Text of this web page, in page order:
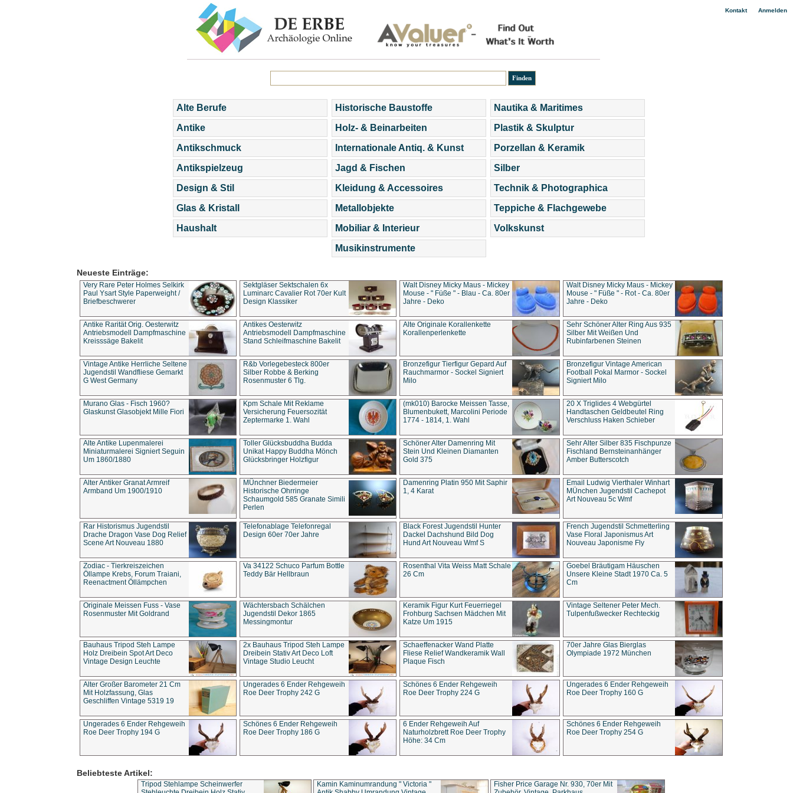
Kontakt| Anmelden
Alte Berufe
Antike
Antikschmuck
Antikspielzeug
Design & Stil
Glas & Kristall
Haushalt
Historische Baustoffe
Holz- & Beinarbeiten
Internationale Antiq. & Kunst
Jagd & Fischen
Kleidung & Accessoires
Metallobjekte
Mobiliar & Interieur
Musikinstrumente
Nautika & Maritimes
Plastik & Skulptur
Porzellan & Keramik
Silber
Technik & Photographica
Teppiche & Flachgewebe
Volkskunst
Neueste Einträge:
Very Rare Peter Holmes Selkirk
Paul Ysart Style Paperweight /
Briefbeschwerer
Sektgläser Sektschalen 6x
Luminarc Cavalier Rot 70er Kult
Design Klassiker
Walt Disney Micky Maus - Mickey
Mouse - " Füße " - Blau - Ca. 80er
Jahre - Deko
Walt Disney Micky Maus - Mickey
Mouse - " Füße " - Rot - Ca. 80er
Jahre - Deko
Antike Rarität Orig. Oesterwitz
Antriebsmodell Dampfmaschine
Kreisssäge Bakelit
Antikes Oesterwitz
Antriebsmodell Dampfmaschine
Stand Schleifmaschine Bakelit
Alte Originale Korallenkette
Korallenperlenkette
Sehr Schöner Alter Ring Aus 935
Silber Mit Weißen Und
Rubinfarbenen Steinen
Vintage Antike Herrliche Seltene
Jugendstil Wandfliese Gemarkt
G West Germany
R&b Vorlegebesteck 800er
Silber Robbe & Berking
Rosenmuster 6 Tlg.
Bronzefigur Tierfigur Gepard Auf
Rauchmarmor - Sockel Signiert
Milo
Bronzefigur Vintage American
Football Pokal Marmor - Sockel
Signiert Milo
Murano Glas - Fisch 1960?
Glaskunst Glasobjekt Mille Fiori
Kpm Schale Mit Reklame
Versicherung Feuersozität
Zeptermarke 1. Wahl
(mk010) Barocke Meissen Tasse,
Blumenbukett, Marcolini Periode
1774 - 1814, 1. Wahl
20 X Triglides 4 Webgürtel
Handtaschen Geldbeutel Ring
Verschluss Haken Schieber
Alte Antike Lupenmalerei
Miniaturmalerei Signiert Seguin
Um 1860/1880
Toller Glücksbuddha Budda
Unikat Happy Buddha Mönch
Glücksbringer Holzfigur
Schöner Alter Damenring Mit
Stein Und Kleinen Diamanten
Gold 375
Sehr Alter Silber 835 Fischpunze
Fischland Bernsteinanhänger
Amber Butterscotch
Alter Antiker Granat Armreif
Armband Um 1900/1910
MÜnchner Biedermeier
Historische Ohrringe
Schaumgold 585 Granate Simili
Perlen
Damenring Platin 950 Mit Saphir
1, 4 Karat
Email Ludwig Vierthaler Winhart
MÜnchen Jugendstil Cachepot
Art Nouveau 5c Wmf
Rar Historismus Jugendstil
Drache Dragon Vase Dog Relief
Scene Art Nouveau 1880
Telefonablage Telefonregal
Design 60er 70er Jahre
Black Forest Jugendstil Hunter
Dackel Dachshund Bild Dog
Hund Art Nouveau Wmf S
French Jugendstil Schmetterling
Vase Floral Japonismus Art
Nouveau Japonisme Fly
Zodiac - Tierkreiszeichen
Öllampe Krebs, Forum Traiani,
Reenactment Öllämpchen
Va 34122 Schuco Parfum Bottle
Teddy Bär Hellbraun
Rosenthal Vita Weiss Matt Schale
26 Cm
Goebel Bräutigam Häuschen
Unsere Kleine Stadt 1970 Ca. 5
Cm
Originale Meissen Fuss - Vase
Rosenmuster Mit Goldrand
Wächtersbach Schälchen
Jugendstil Dekor 1865
Messingmontur
Keramik Figur Kurt Feuerriegel
Frohburg Sachsen Mädchen Mit
Katze Um 1915
Vintage Seltener Peter Mech.
Tulpenfußwecker Rechteckig
Bauhaus Tripod Steh Lampe
Holz Dreibein Spot Art Deco
Vintage Design Leuchte
2x Bauhaus Tripod Steh Lampe
Dreibein Stativ Art Deco Loft
Vintage Studio Leucht
Schaeffenacker Wand Platte
Fliese Relief Wandkeramik Wall
Plaque Fisch
70er Jahre Glas Bierglas
Olympiade 1972 München
Alter Großer Barometer 21 Cm
Mit Holzfassung, Glas
Geschliffen Vintage 5319 19
Ungerades 6 Ender Rehgeweih
Roe Deer Trophy 242 G
Schönes 6 Ender Rehgeweih
Roe Deer Trophy 224 G
Ungerades 6 Ender Rehgeweih
Roe Deer Trophy 160 G
Ungerades 6 Ender Rehgeweih
Roe Deer Trophy 194 G
Schönes 6 Ender Rehgeweih
Roe Deer Trophy 186 G
6 Ender Rehgeweih Auf
Naturholzbrett Roe Deer Trophy
Höhe: 34 Cm
Schönes 6 Ender Rehgeweih
Roe Deer Trophy 254 G
Beliebteste Artikel:
Tripod Stehlampe Scheinwerfer
Kamin Kaminumrandung " Victoria "
Fisher Price Garage Nr. 930, 70er Mit